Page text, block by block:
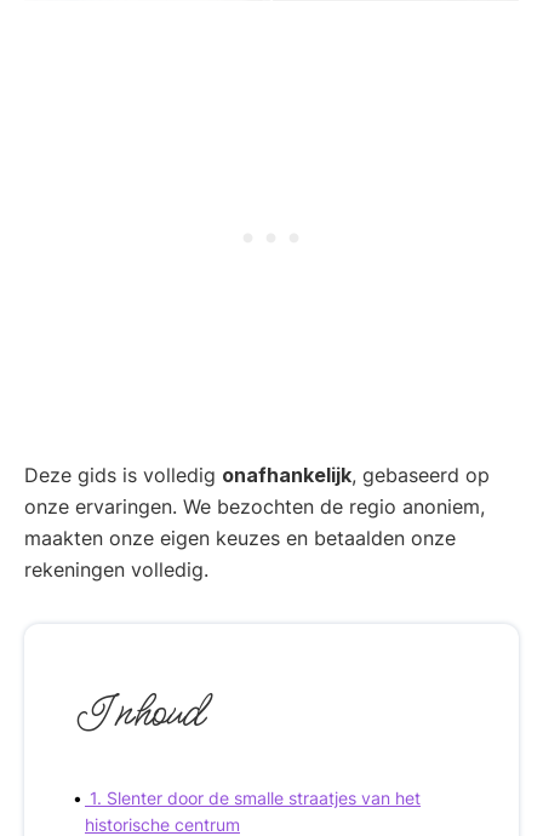
Deze gids is volledig onafhankelijk, gebaseerd op
onze ervaringen. We bezochten de regio anoniem,
maakten onze eigen keuzes en betaalden onze
rekeningen volledig.
Inhoud
1. Slenter door de smalle straatjes van het
historische centrum